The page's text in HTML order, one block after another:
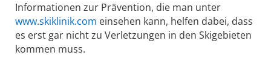
Informationen zur Prävention, die man unter
www.skiklinik.com einsehen kann, helfen dabei, dass
es erst gar nicht zu Verletzungen in den Skigebieten
kommen muss.